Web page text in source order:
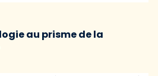
au prisme de la